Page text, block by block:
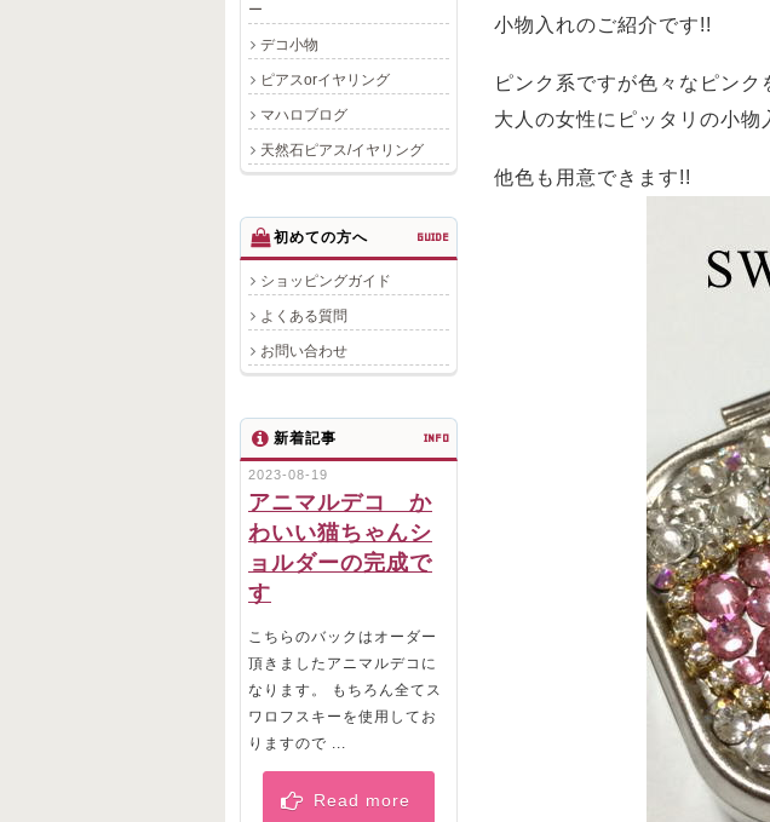
小物入れのご紹介です!!
ピンク系ですが色々なピン
大人の女性にピッタリの小物
他色も用意できます!!
ー
デコ小物
ピアスorイヤリング
マハロブログ
天然石ピアス/イヤリング
初めての方へ GUIDE
ショッピングガイド
よくある質問
お問い合わせ
新着記事 INFO
2023-08-19
アニマルデコ か
わいい猫ちゃんシ
ョルダーの完成で
す
こちらのバックはオーダー
頂きましたアニマルデコに
なります。 もちろん全てス
ワロフスキーを使用してお
りますので ...
Read more